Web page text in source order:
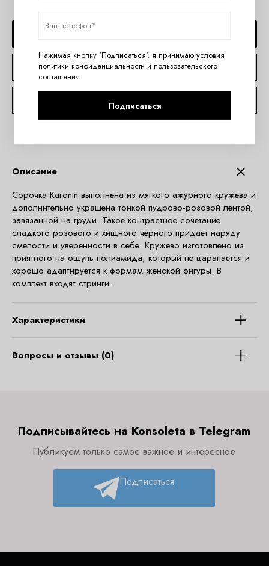
КУПИТЬ В 1 КЛИК
КОНСУЛЬТАЦИЯ ПО TELEGRAM
Описание
Сорочка Karonin выполнена из мягкого ажурного кружева и
дополнительно украшена тонкой пудрово-розовой лентой,
завязанной на груди. Такое контрастное сочетание
сладкого розового и хищного черного придает наряду
смелости и уверенности в себе. Кружево изготовлено из
приятного на ощупь полиамида, который не царапается и
хорошо адаптируется к формам женской фигуры. В
комплект входят стринги.
Характеристики
Вопросы и отзывы (0)
Подписывайтесь на Konsoleta в Telegram
Публикуем только самое важное и интересное
Подписаться
Нажимая кнопку 'Подписаться', я принимаю условия
политики конфиденциальности и пользовательского
соглашения.
Подписаться